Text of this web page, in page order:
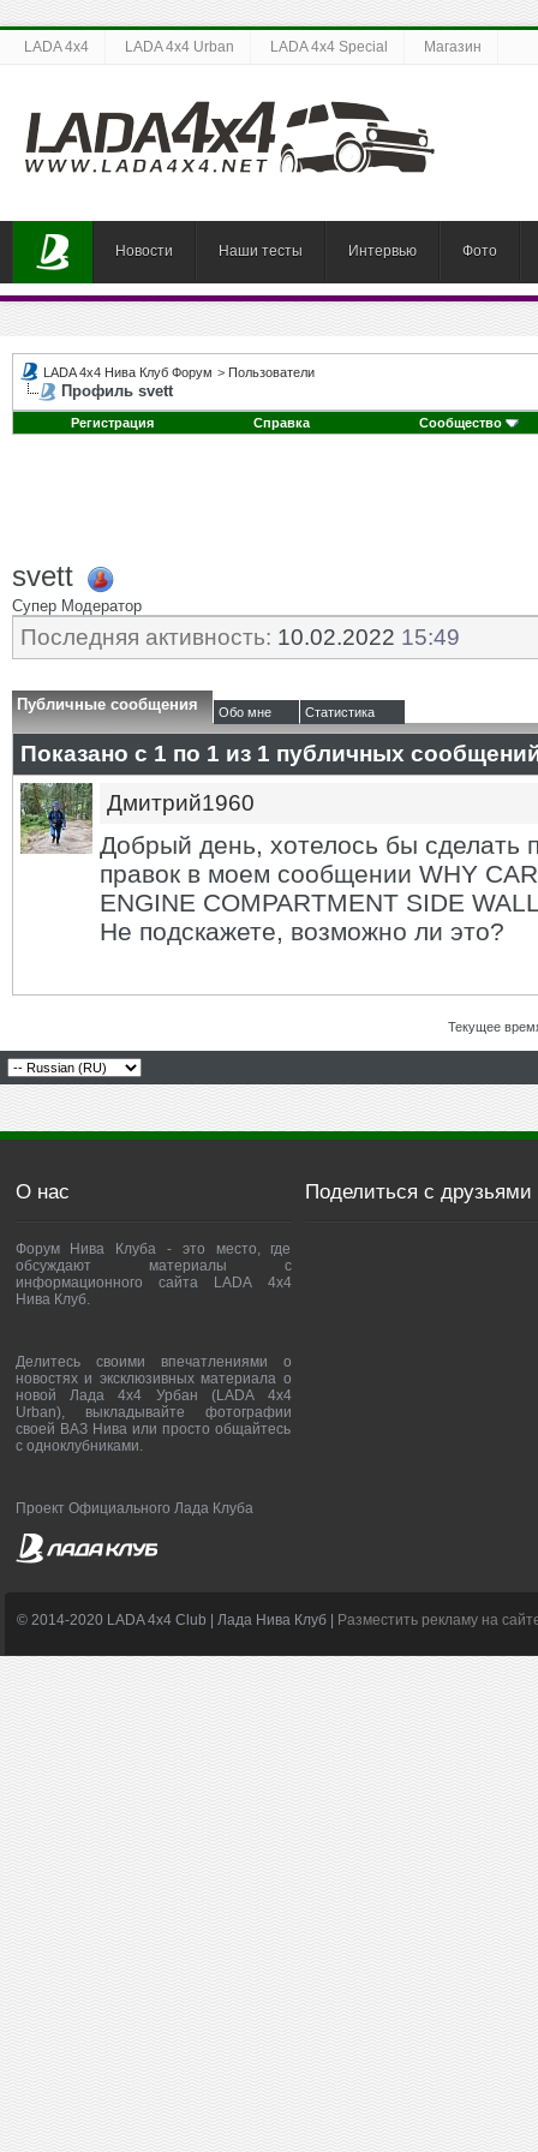
LADA 4x4 LADA 4x4 Urban LADA 4x4 Special Магазин
Новости Наши тесты Интервью Фото
LADA 4x4 Нива Клуб Форум > Пользователи
Профиль svett
Регистрация Справка Сообщество
svett
Супер Модератор
Последняя активность: 10.02.2022 15:49
Публичные сообщения Обо мне Статистика
Показано с 1 по 1 из 1 публичных
Дмитрий1960
Добрый день, хотелось бы сделать
правок в моем сообщении WHY
ENGINE COMPARTMENT SIDE
Не подскажете, возможно ли это?
Текущее
О нас
Форум Нива Клуба - это место, где
обсуждают материалы с
информационного сайта LADA 4x4
Нива Клуб.
Делитесь своими впечатлениями о
новостях и эксклюзивных материала о
новой Лада 4х4 Урбан (LADA 4x4
Urban), выкладывайте фотографии
своей ВАЗ Нива или просто общайтесь
с одноклубниками.
Проект Официального Лада Клуба
Поделиться с друзьями
© 2014-2020 LADA 4x4 Club | Лада Нива Клуб | Разместить рекламу на